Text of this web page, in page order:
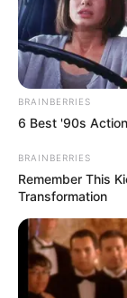
BRAINBERRIES
6 Best '90s
BRAINBERRIES
Remember This
Transformation